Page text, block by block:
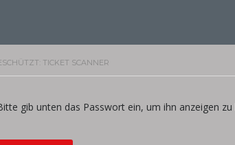
TICKET SCANNER
gib unten das Passwort ein, um ihn anzeigen zu